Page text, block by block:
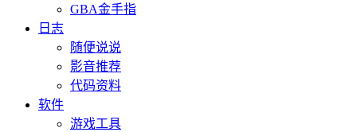
GBA金手指
日志
随便说说
影音推荐
代码资料
软件
游戏工具